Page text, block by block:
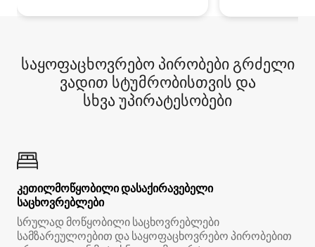
საყოფაცხოვრებო პირობები გრძელი
ვადით სტუმრობისთვის და
სხვა უპირატესობები
კეთილმოწყობილი დასაქირავებელი
საცხოვრებლები
სრულად მოწყობილი საცხოვრებლები
სამზარეულოებით და საყოფაცხოვრებო პირობებით